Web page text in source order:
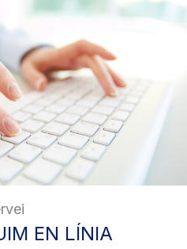
EN LÍNIA